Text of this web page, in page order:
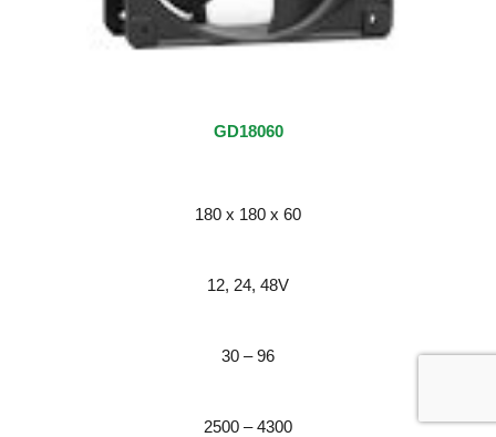
GD18060
180 x 180 x 60
12, 24, 48V
30 – 96
2500 – 4300